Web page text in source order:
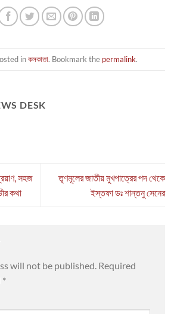
inকলকাতা. Bookmark the permalink.
DESK
সহজ
কথা
তৃণমূলের জাতীয় মুখপাত্রের পদ থেকে
ইস্তফা ডঃ শান্তনু সেনের
will not be published. Required
*